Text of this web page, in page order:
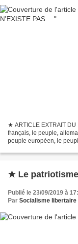
★ ARTICLE EXTRAIT DU
français, le peuple,
peuple européen, le
★ Le
Publié le 23/09/2019 à
Par Socialisme libertaire